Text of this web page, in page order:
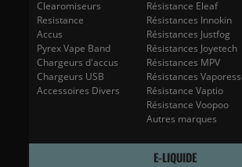
Clearomiseurs
Resistance
Accus
Pyrex Vape Band
Chargeurs d'accus
Chargeurs USB
Accessoires Divers
Résistance Eleaf
Résistances Innokin
Résistances Justfog
Résistances Joyetech
Résistances MPV
Résistances
Résistance Vaptio
Résistance Voopoo
Autres marques
E-LIQUIDE